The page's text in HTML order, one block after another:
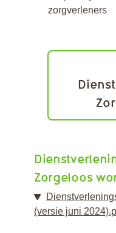
zorgverleners
Zorgeloos
(versie juni